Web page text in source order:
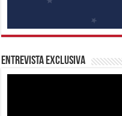
Entrevista Exclusiva